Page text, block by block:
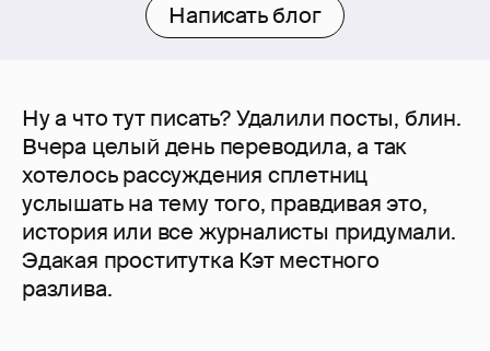
Написать блог
Ну а что тут писать? Удалили посты, блин.
Вчера целый день переводила, а так
хотелось рассуждения сплетниц
услышать на тему того, правдивая это,
история или все журналисты придумали.
Эдакая проститутка Кэт местного
разлива.